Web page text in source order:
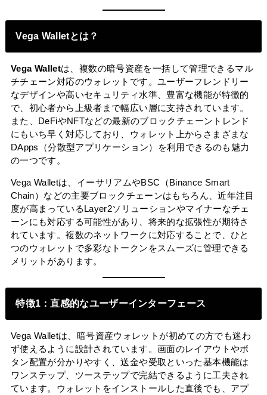
Vega Walletとは？
Vega Walletは、複数の暗号資産を一括して管理できるマル
チチェーン対応のウォレットです。ユーザーフレンドリー
なデザインや高いセキュリティ水準、豊富な機能が特徴的
で、初心者から上級者まで幅広い層に支持されています。
また、DeFiやNFTなどの最新のブロックチェーントレンド
にもいち早く対応しており、ウォレット上からさまざまな
DApps（分散型アプリケーション）を利用できるのも魅力
の一つです。
Vega Walletは、イーサリアムやBSC（Binance Smart
Chain）などの主要ブロックチェーンはもちろん、近年注目
度が高まっているLayer2ソリューションやマイナーなチェ
ーンにも対応する可能性があり、将来的な拡張性が期待さ
れています。複数のネットワークに対応することで、ひと
つのウォレットで多彩なトークンをスムーズに管理できる
メリットがあります。
特徴1：直感的なユーザーインターフェース
Vega Walletは、暗号資産ウォレットが初めての方でも迷わ
ず使えるように設計されています。画面のレイアウトやボ
タン配置が分かりやすく、送金や受取といった基本機能は
ワンステップ、ツーステップで完結できるように工夫され
ています。ウォレットをインストールした直後でも、アプ